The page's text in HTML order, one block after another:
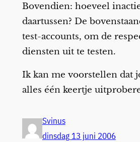
Bovendien: hoeveel
daartussen? De
test-accounts, om de
diensten uit te testen.
Ik kan me voorstellen dat
alles één keertje
Svinus
dinsdag 13 juni 2006